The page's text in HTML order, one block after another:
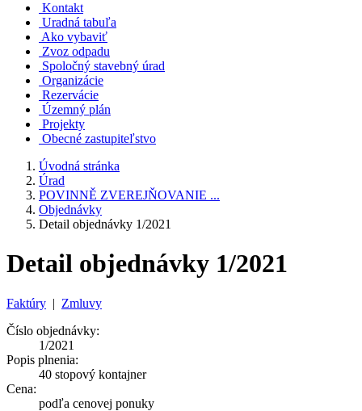
Kontakt
Uradná tabuľa
Ako vybaviť
Zvoz odpadu
Spoločný stavebný úrad
Organizácie
Rezervácie
Územný plán
Projekty
Obecné zastupiteľstvo
Úvodná stránka
Úrad
POVINNĚ ZVEREJŇOVANIE ...
Objednávky
Detail objednávky 1/2021
Detail objednávky 1/2021
Faktúry | Zmluvy
Číslo objednávky:
1/2021
Popis plnenia:
40 stopový kontajner
Cena:
podľa cenovej ponuky